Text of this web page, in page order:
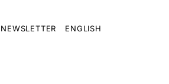
ENGLISH